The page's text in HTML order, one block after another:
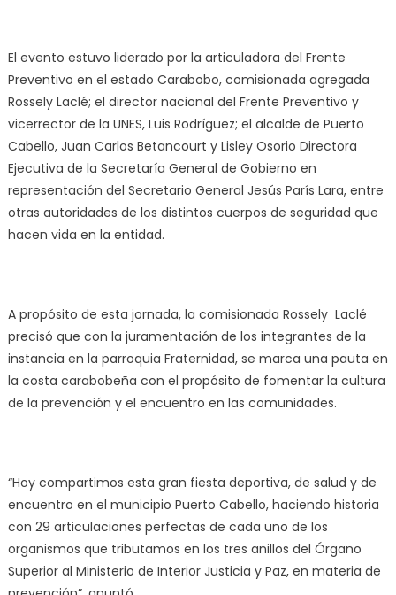
El evento estuvo liderado por la articuladora del Frente
Preventivo en el estado Carabobo, comisionada agregada
Rossely Laclé; el director nacional del Frente Preventivo y
vicerrector de la UNES, Luis Rodríguez; el alcalde de Puerto
Cabello, Juan Carlos Betancourt y Lisley Osorio Directora
Ejecutiva de la Secretaría General de Gobierno en
representación del Secretario General Jesús París Lara, entre
otras autoridades de los distintos cuerpos de seguridad que
hacen vida en la entidad.
A propósito de esta jornada, la comisionada Rossely Laclé
precisó que con la juramentación de los integrantes de la
instancia en la parroquia Fraternidad, se marca una pauta en
la costa carabobeña con el propósito de fomentar la cultura
de la prevención y el encuentro en las comunidades.
“Hoy compartimos esta gran fiesta deportiva, de salud y de
encuentro en el municipio Puerto Cabello, haciendo historia
con 29 articulaciones perfectas de cada uno de los
organismos que tributamos en los tres anillos del Órgano
Superior al Ministerio de Interior Justicia y Paz, en materia de